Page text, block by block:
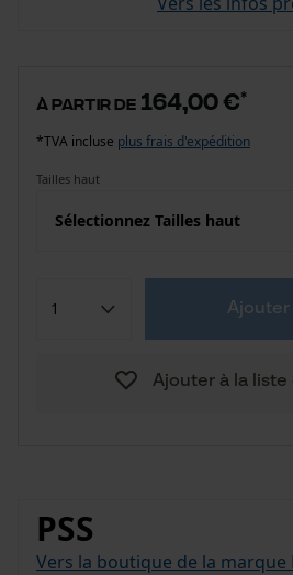
à partir de 164,00 €*
*TVA incluse plus frais d'expédition
Tailles haut
Sélectionnez Tailles haut
Ajouter
Ajouter à la liste
PSS
Vers la boutique de la marque